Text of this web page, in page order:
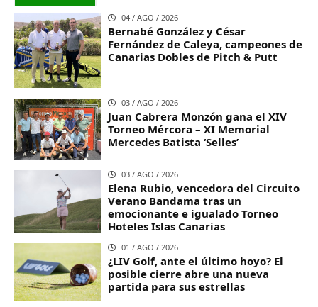
04 / AGO / 2026
Bernabé González y César
Fernández de Caleya, campeones de
Canarias Dobles de Pitch & Putt
03 / AGO / 2026
Juan Cabrera Monzón gana el XIV
Torneo Mércora – XI Memorial
Mercedes Batista ‘Selles’
03 / AGO / 2026
Elena Rubio, vencedora del Circuito
Verano Bandama tras un
emocionante e igualado Torneo
Hoteles Islas Canarias
01 / AGO / 2026
¿LIV Golf, ante el último hoyo? El
posible cierre abre una nueva
partida para sus estrellas